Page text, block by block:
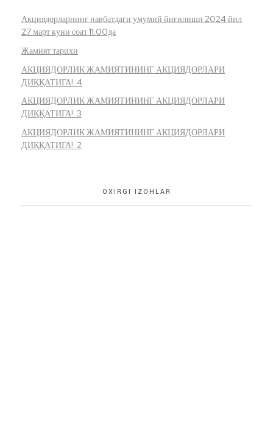
Акциядорларнинг навбатдаги умумий йиғилиши 2024 йил
27 март куни соат 11.00да
Жамият тарихи
АКЦИЯДОРЛИК ЖАМИЯТИНИНГ АКЦИЯДОРЛАРИ
ДИҚҚАТИГА! 4
АКЦИЯДОРЛИК ЖАМИЯТИНИНГ АКЦИЯДОРЛАРИ
ДИҚҚАТИГА! 3
АКЦИЯДОРЛИК ЖАМИЯТИНИНГ АКЦИЯДОРЛАРИ
ДИҚҚАТИГА! 2
OXIRGI IZOHLAR